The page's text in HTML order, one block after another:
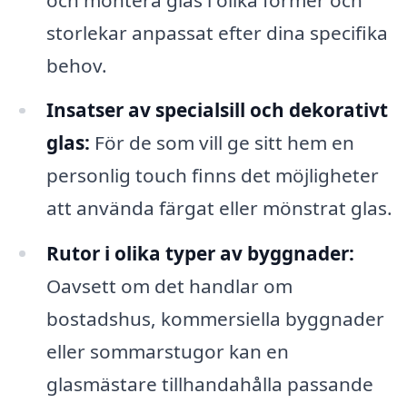
storlekar anpassat efter dina specifika
behov.
Insatser av specialsill och dekorativt
glas: För de som vill ge sitt hem en
personlig touch finns det möjligheter
att använda färgat eller mönstrat glas.
Rutor i olika typer av byggnader:
Oavsett om det handlar om
bostadshus, kommersiella byggnader
eller sommarstugor kan en
glasmästare tillhandahålla passande